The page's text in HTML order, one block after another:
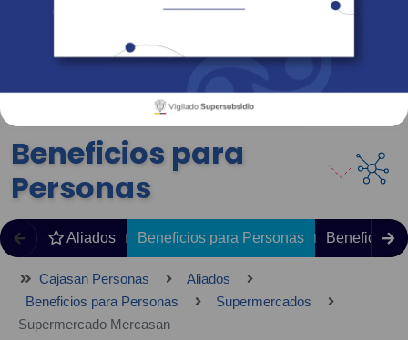
Revista Fácil Vivir
Sedes Directorio Servicios En Línea
Beneficios para
Personas
Aliados Beneficios para Personas Beneficios
Cajasan Personas
Aliados
Beneficios para Personas
Supermercados
Supermercado Mercasan